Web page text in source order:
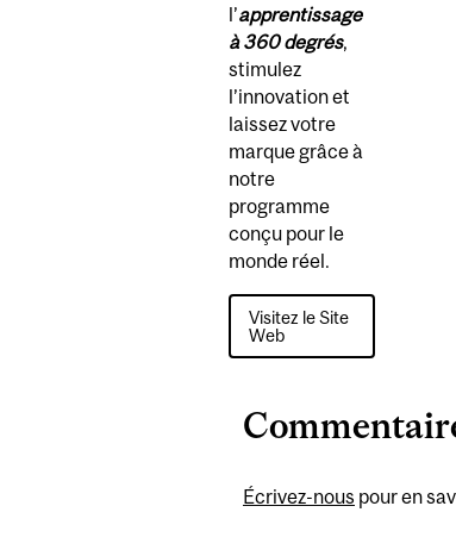
l’apprentissage
à 360 degrés,
stimulez
l’innovation et
laissez votre
marque grâce à
notre
programme
conçu pour le
monde réel.
Visitez le Site
Web
Écrivez-nous pour en